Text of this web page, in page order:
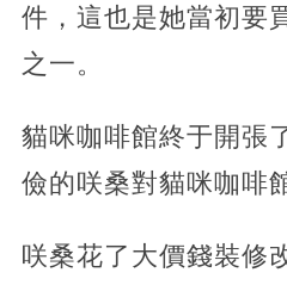
件，這也是她當初要
之一。
貓咪咖啡館終于開張
儉的咲桑對貓咪咖啡
咲桑花了大價錢裝修